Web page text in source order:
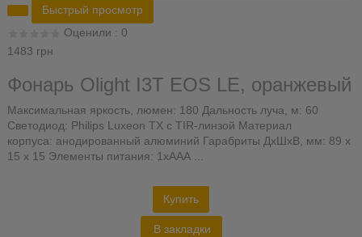
Быстрый просмотр
Оценили : 0
1483 грн
Фонарь Olight I3T EOS LE, оранжевый
Максимальная яркость, люмен: 180 Дальность луча, м: 60
Светодиод: Philips Luxeon TX с TIR-линзой Материал
корпуса: анодированный алюминий Гарабриты ДхШхВ, мм: 89 х
15 x 15 Элементы питания: 1хААА ...
Купить
В закладки